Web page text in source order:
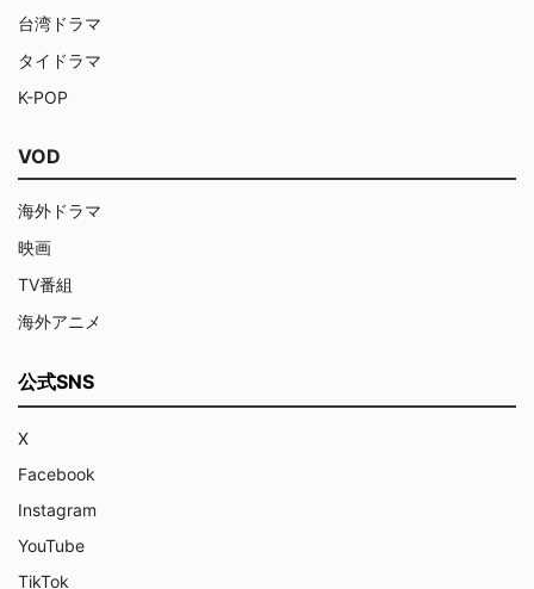
台湾ドラマ
タイドラマ
K-POP
VOD
海外ドラマ
映画
TV番組
海外アニメ
公式SNS
X
Facebook
Instagram
YouTube
TikTok